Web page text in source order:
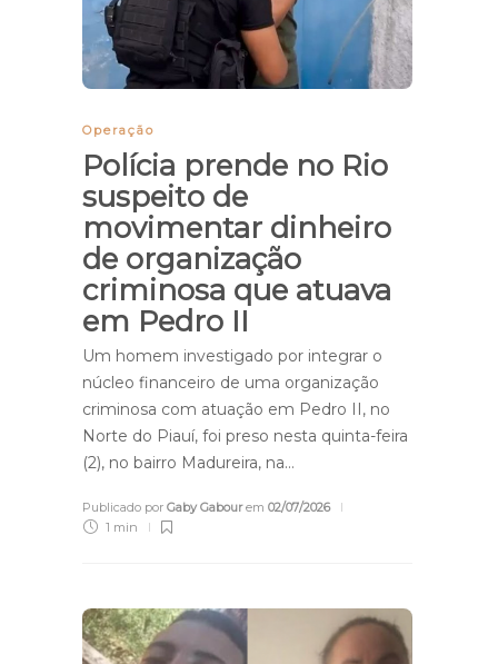
Operação
Polícia prende no Rio
suspeito de
movimentar dinheiro
de organização
criminosa que atuava
em Pedro II
Um homem investigado por integrar o
núcleo financeiro de uma organização
criminosa com atuação em Pedro II, no
Norte do Piauí, foi preso nesta quinta-feira
(2), no bairro Madureira, na…
Publicado por Gaby Gabourem 02/07/2026
1 min